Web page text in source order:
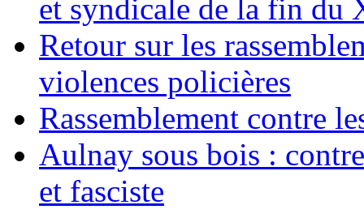
et syndicale de la fin du
Retour sur les
violences policières
Rassemblement contre
Aulnay sous bois :
et fasciste